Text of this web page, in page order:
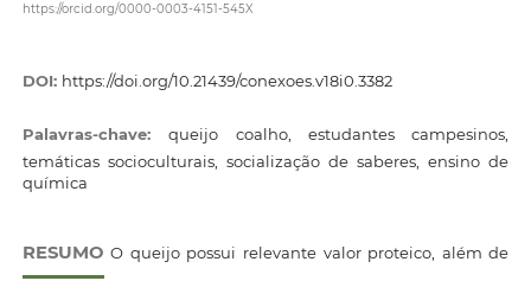
https://orcid.org/0000-0003-4151-545X
DOI: https://doi.org/10.21439/conexoes.v18i0.3382
Palavras-chave:queijo coalho, estudantes campesinos,
temáticas socioculturais, socialização de saberes, ensino de
química
RESUMO O queijo possui relevante valor proteico, além de